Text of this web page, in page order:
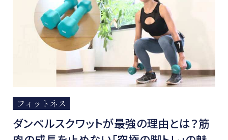
フィットネス
ダンベルスクワットが最強の理由とは？筋